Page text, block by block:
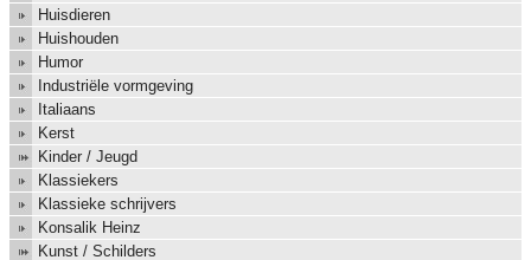
Huisdieren
Huishouden
Humor
Industriële vormgeving
Italiaans
Kerst
Kinder / Jeugd
Klassiekers
Klassieke schrijvers
Konsalik Heinz
Kunst / Schilders